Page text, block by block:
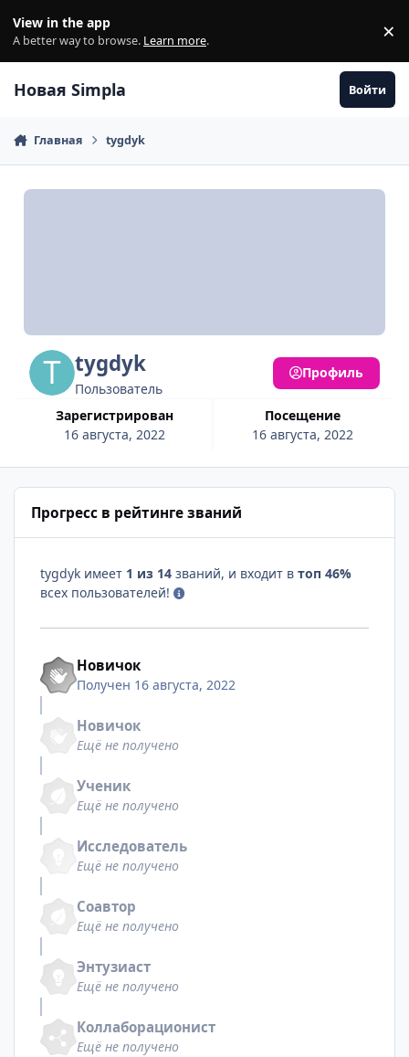
View in the app
A better way to browse. Learn more. ×
Новая Simpla Войти
Главная tygdyk
tygdyk
Пользователь
Зарегистрирован
16 августа, 2022
Посещение
16 августа, 2022
Профиль
Прогресс в рейтинге званий
tygdyk имеет 1 из 14 званий, и входит в топ 46%
всех пользователей!
Новичок
Получен 16 августа, 2022
Новичок
Ещё не получено
Ученик
Ещё не получено
Исследователь
Ещё не получено
Соавтор
Ещё не получено
Энтузиаст
Ещё не получено
Коллаборационист
Ещё не получено